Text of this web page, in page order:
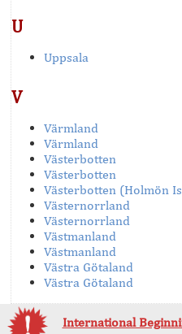
U
Uppsala
V
Värmland
Värmland
Västerbotten
Västerbotten
Västerbotten (Holmön
Västernorrland
Västernorrland
Västmanland
Västmanland
Västra Götaland
Västra Götaland
International